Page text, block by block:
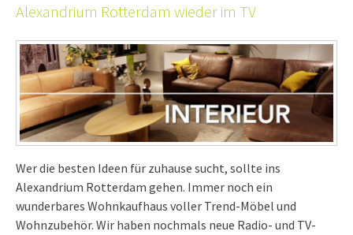
Alexandrium Rotterdam wieder im TV
Wer die besten Ideen für zuhause sucht, sollte ins
Alexandrium Rotterdam gehen. Immer noch ein
wunderbares Wohnkaufhaus voller Trend-Möbel und
Wohnzubehör. Wir haben nochmals neue Radio- und TV-